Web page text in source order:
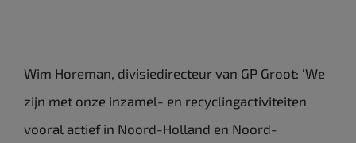
Wim Horeman, divisiedirecteur van GP Groot: ‘We
zijn met onze inzamel- en recyclingactiviteiten
vooral actief in Noord-Holland en Noord-